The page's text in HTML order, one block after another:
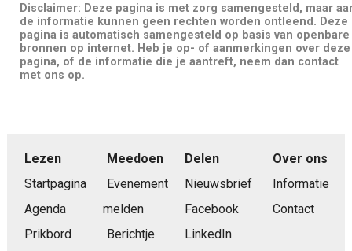
Disclaimer: Deze pagina is met zorg samengesteld, maar
de informatie kunnen geen rechten worden ontleend. Deze
pagina is automatisch samengesteld op basis van openbare
bronnen op internet. Heb je op- of aanmerkingen over deze
pagina, of de informatie die je aantreft, neem dan contact
met ons op.
Lezen
Startpagina
Agenda
Prikbord
Meedoen
Evenement
melden
Berichtje
Delen
Nieuwsbrief
Facebook
LinkedIn
Over ons
Informatie
Contact